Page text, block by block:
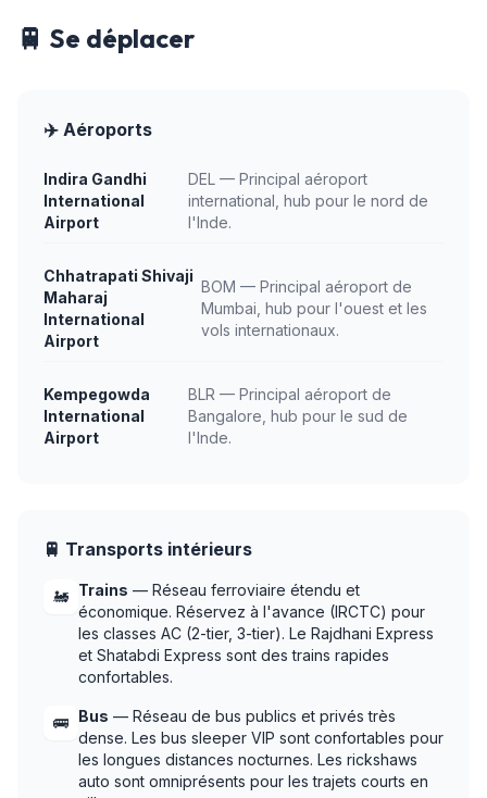
🚆 Se déplacer
✈️ Aéroports
Indira Gandhi
International
Airport
DEL — Principal aéroport
international, hub pour le nord de
l'Inde.
Chhatrapati Shivaji
Maharaj
International
Airport
BOM — Principal aéroport de
Mumbai, hub pour l'ouest et les
vols internationaux.
Kempegowda
International
Airport
BLR — Principal aéroport de
Bangalore, hub pour le sud de
l'Inde.
🚆 Transports intérieurs
🚂 Trains — Réseau ferroviaire étendu et
économique. Réservez à l'avance (IRCTC) pour
les classes AC (2-tier, 3-tier). Le Rajdhani Express
et Shatabdi Express sont des trains rapides
confortables.
🚌 Bus — Réseau de bus publics et privés très
dense. Les bus sleeper VIP sont confortables pour
les longues distances nocturnes. Les rickshaws
auto sont omniprésents pour les trajets courts en